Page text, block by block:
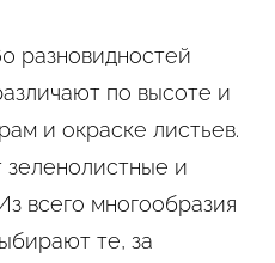
разновидностей
по высоте и
и окраске листьев.
и
всего многообразия
те, за